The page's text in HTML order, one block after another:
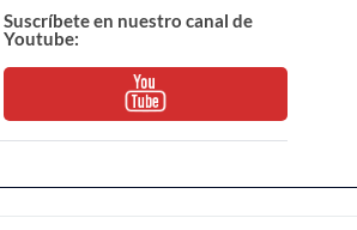
Suscríbete en nuestro canal de
Youtube: